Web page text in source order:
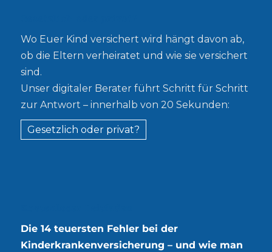
Wo Euer Kind versichert wird hängt davon ab,
ob die Eltern verheiratet und wie sie versichert
sind.
Unser digitaler Berater führt Schritt für Schritt
zur Antwort – innerhalb von 20 Sekunden:
Gesetzlich oder privat?
Die 14 teuersten Fehler bei der
Kinderkrankenversicherung – und wie man